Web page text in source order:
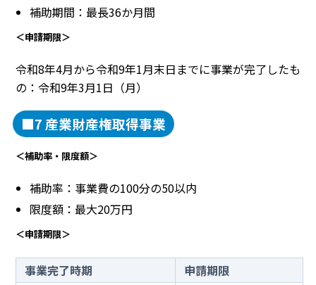
補助期間：最長36か月間
＜申請期限＞
令和8年4月から令和9年1月末日までに事業が完了したも
の：令和9年3月1日（月）
■7 産業財産権取得事業
＜補助率・限度額＞
補助率：事業費の100分の50以内
限度額：最大20万円
＜申請期限＞
事業完了時期
申請期限